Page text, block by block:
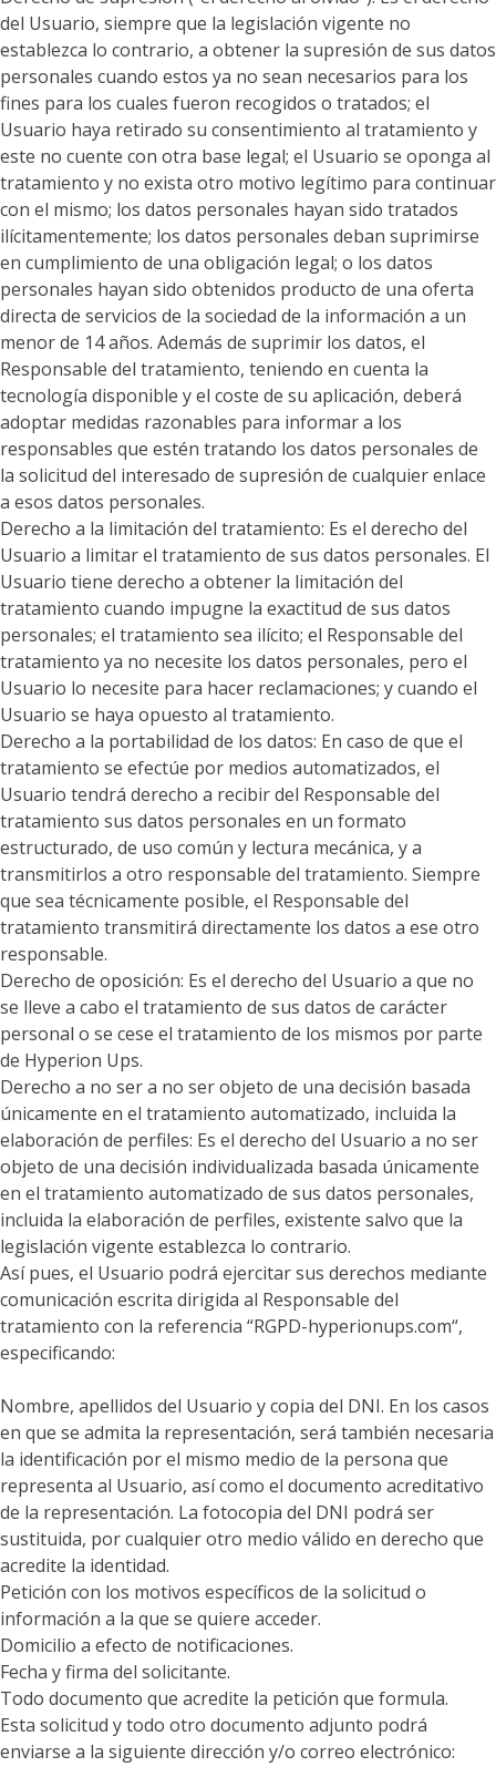
del Usuario, siempre que la legislación vigente no
establezca lo contrario, a obtener la supresión de sus datos
personales cuando estos ya no sean necesarios para los
fines para los cuales fueron recogidos o tratados; el
Usuario haya retirado su consentimiento al tratamiento y
este no cuente con otra base legal; el Usuario se oponga al
tratamiento y no exista otro motivo legítimo para continuar
con el mismo; los datos personales hayan sido tratados
ilícitamentemente; los datos personales deban suprimirse
en cumplimiento de una obligación legal; o los datos
personales hayan sido obtenidos producto de una oferta
directa de servicios de la sociedad de la información a un
menor de 14 años. Además de suprimir los datos, el
Responsable del tratamiento, teniendo en cuenta la
tecnología disponible y el coste de su aplicación, deberá
adoptar medidas razonables para informar a los
responsables que estén tratando los datos personales de
la solicitud del interesado de supresión de cualquier enlace
a esos datos personales.
Derecho a la limitación del tratamiento: Es el derecho del
Usuario a limitar el tratamiento de sus datos personales. El
Usuario tiene derecho a obtener la limitación del
tratamiento cuando impugne la exactitud de sus datos
personales; el tratamiento sea ilícito; el Responsable del
tratamiento ya no necesite los datos personales, pero el
Usuario lo necesite para hacer reclamaciones; y cuando el
Usuario se haya opuesto al tratamiento.
Derecho a la portabilidad de los datos: En caso de que el
tratamiento se efectúe por medios automatizados, el
Usuario tendrá derecho a recibir del Responsable del
tratamiento sus datos personales en un formato
estructurado, de uso común y lectura mecánica, y a
transmitirlos a otro responsable del tratamiento. Siempre
que sea técnicamente posible, el Responsable del
tratamiento transmitirá directamente los datos a ese otro
responsable.
Derecho de oposición: Es el derecho del Usuario a que no
se lleve a cabo el tratamiento de sus datos de carácter
personal o se cese el tratamiento de los mismos por parte
de Hyperion Ups.
Derecho a no ser a no ser objeto de una decisión basada
únicamente en el tratamiento automatizado, incluida la
elaboración de perfiles: Es el derecho del Usuario a no ser
objeto de una decisión individualizada basada únicamente
en el tratamiento automatizado de sus datos personales,
incluida la elaboración de perfiles, existente salvo que la
legislación vigente establezca lo contrario.
Así pues, el Usuario podrá ejercitar sus derechos mediante
comunicación escrita dirigida al Responsable del
tratamiento con la referencia “RGPD-hyperionups.com“,
especificando:
Nombre, apellidos del Usuario y copia del DNI. En los casos
en que se admita la representación, será también necesaria
la identificación por el mismo medio de la persona que
representa al Usuario, así como el documento acreditativo
de la representación. La fotocopia del DNI podrá ser
sustituida, por cualquier otro medio válido en derecho que
acredite la identidad.
Petición con los motivos específicos de la solicitud o
información a la que se quiere acceder.
Domicilio a efecto de notificaciones.
Fecha y firma del solicitante.
Todo documento que acredite la petición que formula.
Esta solicitud y todo otro documento adjunto podrá
enviarse a la siguiente dirección y/o correo electrónico: